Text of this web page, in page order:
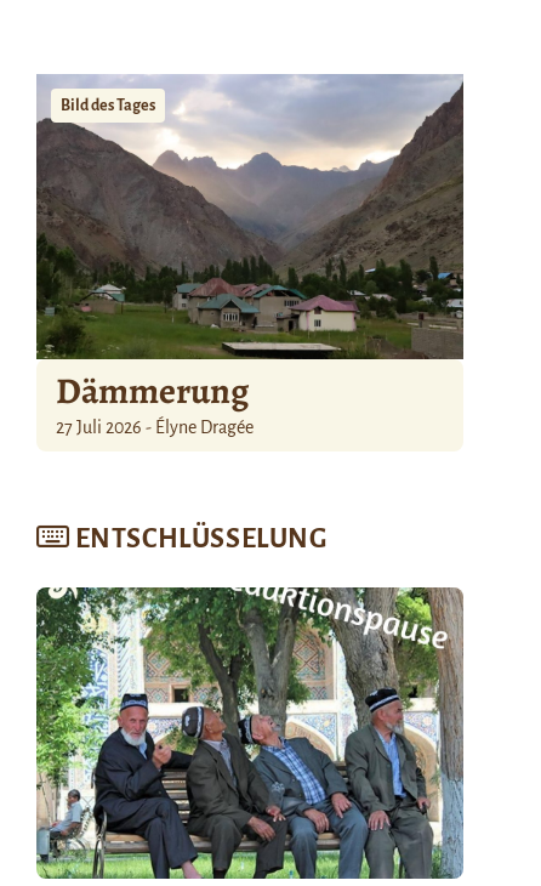
Bild des Tages
Dämmerung
27 Juli 2026 - Élyne Dragée
ENTSCHLÜSSELUNG